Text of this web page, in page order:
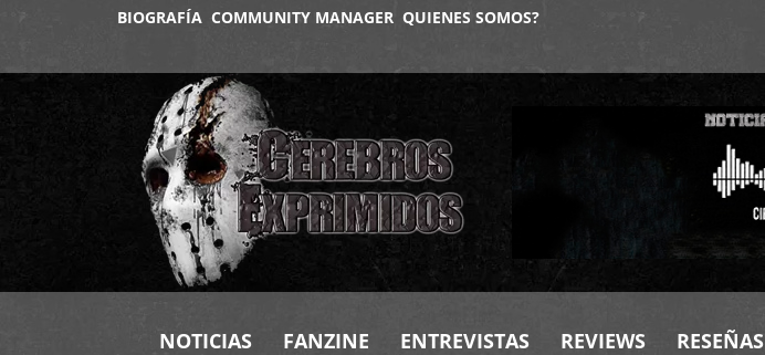
BIOGRAFÍA COMMUNITY MANAGER QUIENES SOMOS?
NOTICIAS FANZINE ENTREVISTAS REVIEWS RESEÑAS